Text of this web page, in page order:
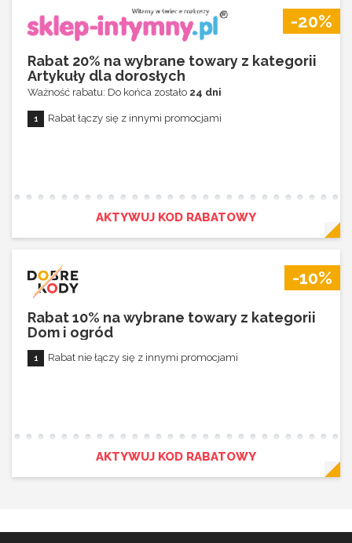
-20%
Rabat 20% na wybrane towary z kategorii
Artykuły dla dorosłych
Ważność rabatu: Do końca zostało 24 dni
Rabat łączy się z innymi promocjami
AKTYWUJ KOD RABATOWY
-10%
Rabat 10% na wybrane towary z kategorii
Dom i ogród
Rabat nie łączy się z innymi promocjami
AKTYWUJ KOD RABATOWY